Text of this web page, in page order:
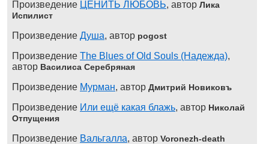
Произведение ЦЕНИТЬ ЛЮБОВЬ, автор Лика
Испилист
Произведение Душа, автор pogost
Произведение The Blues of Old Souls (Надежда),
автор Василиса Серебряная
Произведение Мурман, автор Дмитрий Новиковъ
Произведение Или ещё какая блажь, автор Николай
Отпущения
Произведение Вальгалла, автор Voronezh-death